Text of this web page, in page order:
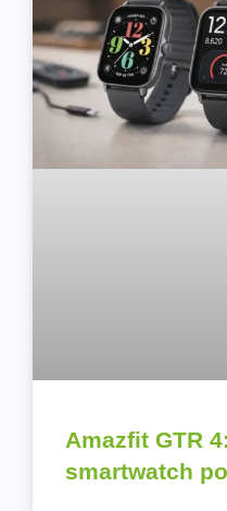
Amazfit GTR
smartwatch